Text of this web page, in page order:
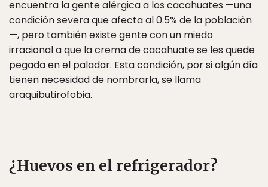
encuentra la gente alérgica a los cacahuates —una
condición severa que afecta al 0.5% de la población
—, pero también existe gente con un miedo
irracional a que la crema de cacahuate se les quede
pegada en el paladar. Esta condición, por si algún día
tienen necesidad de nombrarla, se llama
araquibutirofobia.
¿Huevos en el refrigerador?